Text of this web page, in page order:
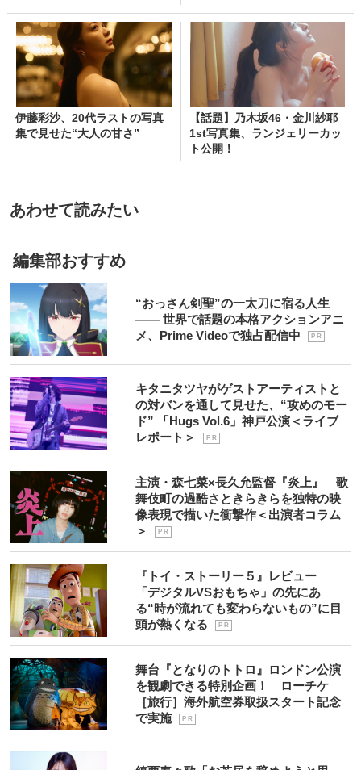
伊藤彩沙、20代ラストの写真
集で見せた“大人の甘さ”
【話題】乃木坂46・金川紗耶
1st写真集、ランジェリーカッ
ト公開！
あわせて読みたい
編集部おすすめ
“おっさん剣聖”の一太刀に宿る人生
―― 世界で話題の本格アクションアニ
メ、Prime Videoで独占配信中
P R
キタニタツヤがゲストアーティストと
の対バンを通して見せた、“攻めのモー
ド” 「Hugs Vol.6」神戸公演＜ライブ
レポート＞
P R
主演・森七菜×長久允監督『炎上』 歌
舞伎町の過酷さときらきらを独特の映
像表現で描いた衝撃作＜出演者コラム
＞
P R
『トイ・ストーリー５』レビュー
「デジタルVSおもちゃ」の先にあ
る“時が流れても変わらないもの”に目
頭が熱くなる
P R
舞台『となりのトトロ』ロンドン公演
を観劇できる特別企画！ ローチケ
［旅行］海外航空券取扱スタート記念
で実施
P R